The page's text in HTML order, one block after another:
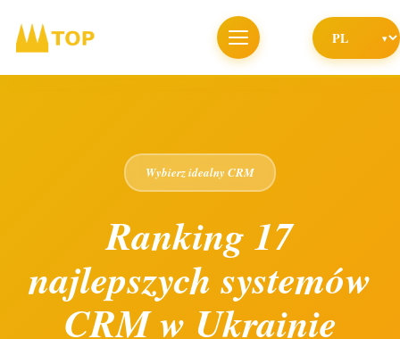
Wybierz idealny CRM
Ranking 17
najlepszych systemów
CRM w Ukrainie